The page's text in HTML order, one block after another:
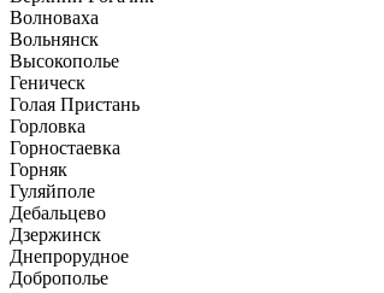
Волноваха
Вольнянск
Высокополье
Геническ
Голая Пристань
Горловка
Горностаевка
Горняк
Гуляйполе
Дебальцево
Дзержинск
Днепрорудное
Доброполье